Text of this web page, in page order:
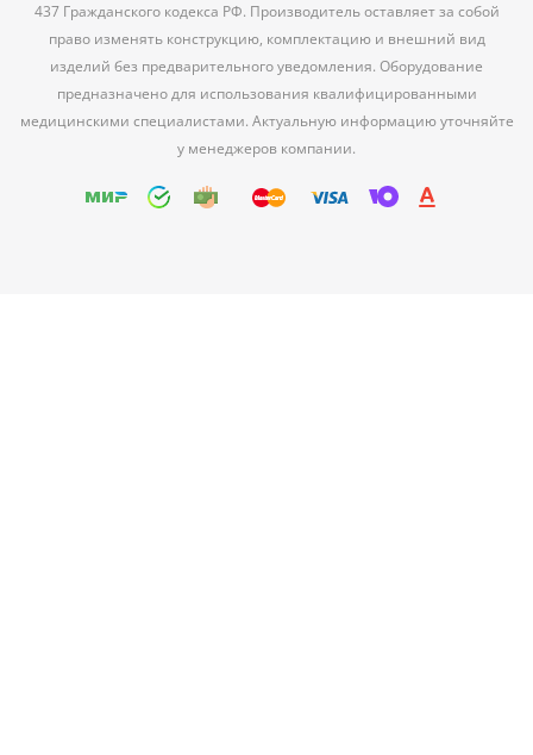
437 Гражданского кодекса РФ. Производитель оставляет за собой
право изменять конструкцию, комплектацию и внешний вид
изделий без предварительного уведомления. Оборудование
предназначено для использования квалифицированными
медицинскими специалистами. Актуальную информацию уточняйте
у менеджеров компании.